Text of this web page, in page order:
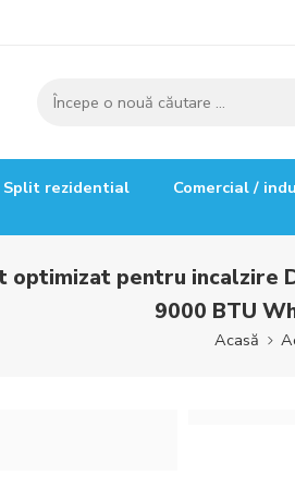
Split rezidential Comercial /
pentru incalzire
9000 BTU
Acasă